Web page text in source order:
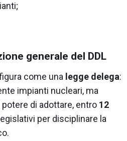
generale del DDL
come una legge delega:
impianti nucleari, ma
di adottare, entro 12
per disciplinare la